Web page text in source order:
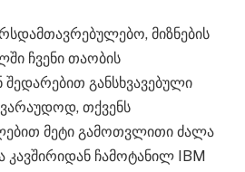
მიზნების
ჩვენი თაობის
განსხვავებული
თქვენს
მეტი გამოთვლითი ძალა
კავშირიდან ჩამოტანილ IBM